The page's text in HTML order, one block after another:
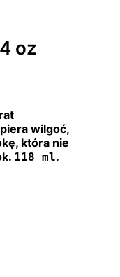
oz
wilgoć,
która nie
118 ml.